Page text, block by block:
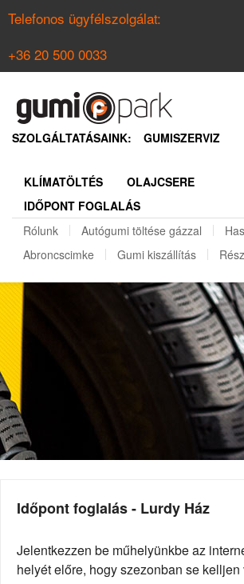
Telefonos ügyfélszolgálat:
+36 20 500 0033
NYÁRI GUMI KERESŐ
REGISZTRÁCIÓ
SZOLGÁLTATÁSAINK:
GUMISZERVIZ
KLÍMATÖLTÉS
OLAJCSERE
IDŐPONT FOGLALÁS
Rólunk
Autógumi töltése gázzal
Abroncscimke
Gumi kiszállítás
Időpont foglalás - Lurdy Ház
Jelentkezzen be műhelyünkbe az
helyét előre, hogy szezonban se kelljen